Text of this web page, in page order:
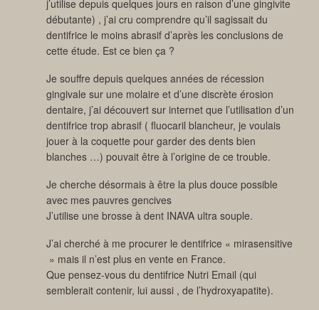
j’utilise depuis quelques jours en raison d’une gingivite
débutante) , j’ai cru comprendre qu’il sagissait du
dentifrice le moins abrasif d’après les conclusions de
cette étude. Est ce bien ça ?
Je souffre depuis quelques années de récession
gingivale sur une molaire et d’une discrète érosion
dentaire, j’ai découvert sur internet que l’utilisation d’un
dentifrice trop abrasif ( fluocaril blancheur, je voulais
jouer à la coquette pour garder des dents bien
blanches …) pouvait être à l’origine de ce trouble.
Je cherche désormais à être la plus douce possible
avec mes pauvres gencives
J’utilise une brosse à dent INAVA ultra souple.
J’ai cherché à me procurer le dentifrice « mirasensitive
» mais il n’est plus en vente en France.
Que pensez-vous du dentifrice Nutri Email (qui
semblerait contenir, lui aussi , de l’hydroxyapatite).